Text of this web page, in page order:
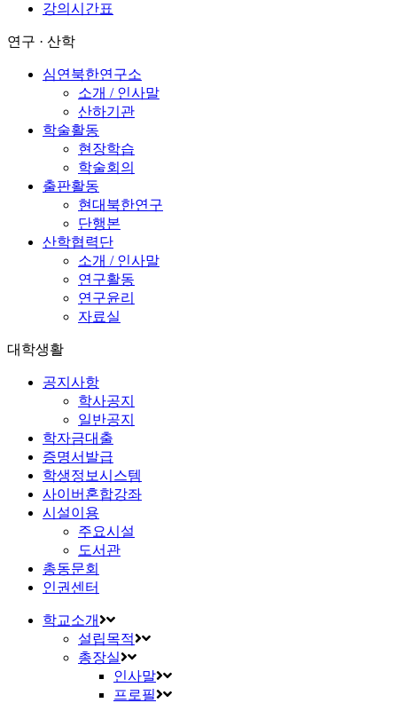
강의시간표
연구 · 산학
심연북한연구소
소개 / 인사말
산하기관
학술활동
현장학습
학술회의
출판활동
현대북한연구
단행본
산학협력단
소개 / 인사말
연구활동
연구윤리
자료실
대학생활
공지사항
학사공지
일반공지
학자금대출
증명서발급
학생정보시스템
사이버혼합강좌
시설이용
주요시설
도서관
총동문회
인권센터
학교소개
설립목적
총장실
인사말
프로필